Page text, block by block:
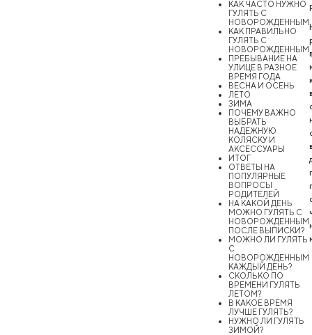
КАК ЧАСТО НУЖНО
ГУЛЯТЬ С
НОВОРОЖДЕННЫМ
КАК ПРАВИЛЬНО
ГУЛЯТЬ С
НОВОРОЖДЕННЫМ
ПРЕБЫВАНИЕ НА
УЛИЦЕ В РАЗНОЕ
ВРЕМЯ ГОДА
ВЕСНА И ОСЕНЬ
ЛЕТО
ЗИМА
ПОЧЕМУ ВАЖНО
ВЫБРАТЬ
НАДЕЖНУЮ
КОЛЯСКУ И
АКСЕССУАРЫ
ИТОГ
ОТВЕТЫ НА
ПОПУЛЯРНЫЕ
ВОПРОСЫ
РОДИТЕЛЕЙ
НА КАКОЙ ДЕНЬ
МОЖНО ГУЛЯТЬ С
НОВОРОЖДЕННЫМ
ПОСЛЕ ВЫПИСКИ?
МОЖНО ЛИ ГУЛЯТЬ
С
НОВОРОЖДЕННЫМ
КАЖДЫЙ ДЕНЬ?
СКОЛЬКО ПО
ВРЕМЕНИ ГУЛЯТЬ
ЛЕТОМ?
В КАКОЕ ВРЕМЯ
ЛУЧШЕ ГУЛЯТЬ?
НУЖНО ЛИ ГУЛЯТЬ
ЗИМОЙ?